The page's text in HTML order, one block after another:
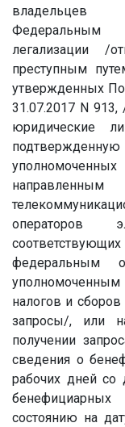
владельцев
Федеральным
легализации /
преступным
утвержденных
31.07.2017 N
юридические
уполномоченных
операторов
федеральным
налогов и
запросы/, или
получении
сведения о
рабочих дней со
состоянию на